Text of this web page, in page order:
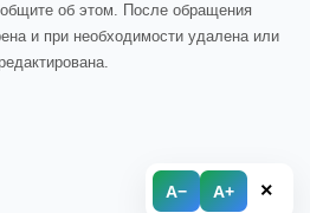
A− A+ ×
об этом. После обращения
и при необходимости удалена или